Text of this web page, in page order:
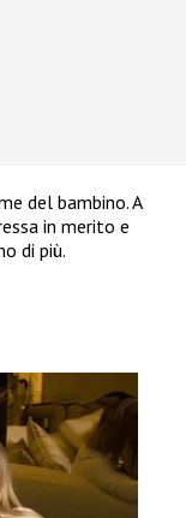
del bambino. A
in merito e
di più.